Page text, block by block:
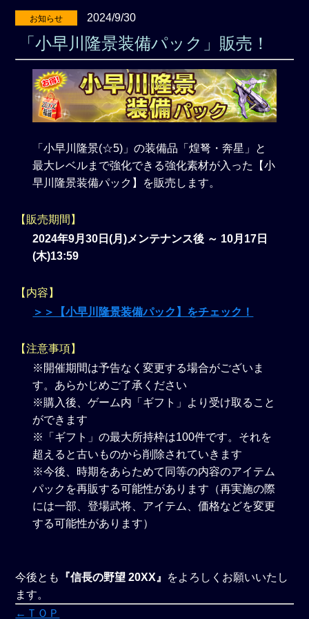
お知らせ 2024/9/30
「小早川隆景装備パック」販売！
「小早川隆景(☆5)」の装備品「煌弩・奔星」と
最大レベルまで強化できる強化素材が入った【小
早川隆景装備パック】を販売します。
【販売期間】
2024年9月30日(月)メンテナンス後 ～ 10月17日
(木)13:59
【内容】
＞＞【小早川隆景装備パック】をチェック！
【注意事項】
※開催期間は予告なく変更する場合がございま
す。あらかじめご了承ください
※購入後、ゲーム内「ギフト」より受け取ること
ができます
※「ギフト」の最大所持枠は100件です。それを
超えると古いものから削除されていきます
※今後、時期をあらためて同等の内容のアイテム
パックを再販する可能性があります（再実施の際
には一部、登場武将、アイテム、価格などを変更
する可能性があります）
今後とも 『信長の野望 20XX』 をよろしくお願いいたし
ます。
←ＴＯＰ